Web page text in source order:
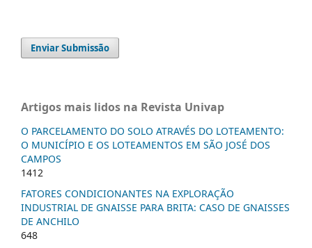
Enviar Submissão
Artigos mais lidos na Revista Univap
O PARCELAMENTO DO SOLO ATRAVÉS DO LOTEAMENTO:
O MUNICÍPIO E OS LOTEAMENTOS EM SÃO JOSÉ DOS
CAMPOS
1412
FATORES CONDICIONANTES NA EXPLORAÇÃO
INDUSTRIAL DE GNAISSE PARA BRITA: CASO DE GNAISSES
DE ANCHILO
648